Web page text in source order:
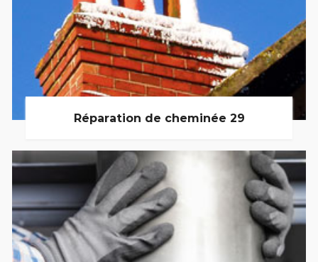
Réparation de cheminée 29